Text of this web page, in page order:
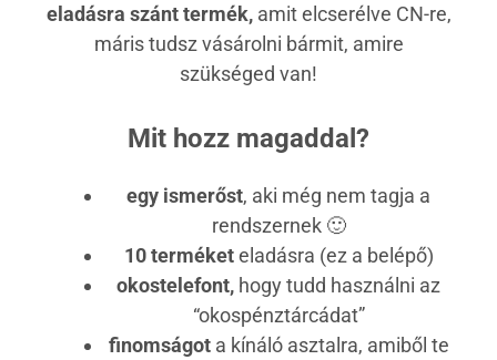
eladásra szánt termék,amit elcserélve CN-re,
máris tudsz vásárolni bármit, amire
szükséged van!
Mit hozz magaddal?
egy ismerőst, aki még nem tagja a
rendszernek 🙂
10 terméketeladásra (ez a belépő)
okostelefont, hogy tudd használni az
“okospénztárcádat”
finomságot a kínáló asztalra, amiből te